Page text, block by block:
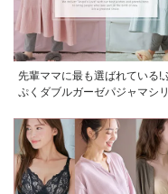
お気に
先輩ママに最も選ばれている!
ぷくダブルガーゼパジャマシ